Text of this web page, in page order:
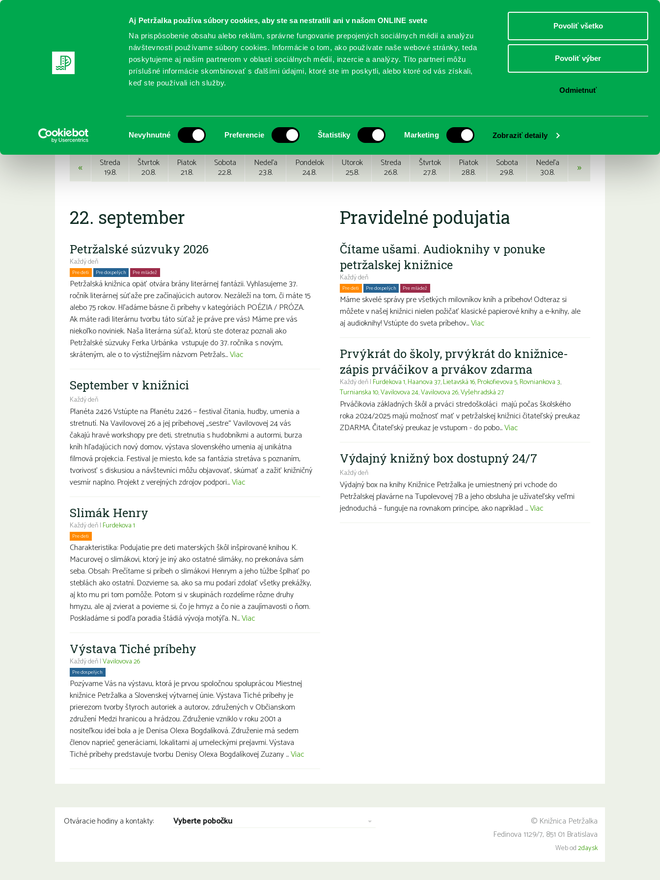
Aj Petržalka používa súbory cookies, aby ste sa nestratili ani v našom ONLINE svete
Na prispôsobenie obsahu alebo reklám, správne fungovanie prepojených sociálnych médií a analýzu
návštevnosti používame súbory cookies. Informácie o tom, ako používate naše webové stránky, teda
poskytujeme aj našim partnerom v oblasti sociálnych médií, inzercie a analýzy. Títo partneri môžu
príslušné informácie skombinovať s ďalšími údajmi, ktoré ste im poskytli, alebo ktoré od vás získali,
keď ste používali ich služby.
súhlasu
Nevyhnutné Preferencie Štatistiky Marketing Zobraziť detaily
Povoliť všetko
Povoliť výber
Odmietnuť
DOSPELÍ
REGISTRUJTE SA ONLINE KATALÓGY SLUŽBY PODUJATIA POBOČKY O KNIŽNICI
Podujatia
« Streda
19.8.
Štvrtok
20.8.
Piatok
21.8.
Sobota
22.8.
Nedeľa
23.8.
Pondelok
24.8.
Utorok
25.8.
Streda
26.8.
Štvrtok
27.8.
Piatok
28.8.
Sobota
29.8.
Nedeľa
30.8. »
22. september
Petržalské súzvuky 2026
Každý deň
Pre deti Pre dospelých Pre mládež
Petržalská knižnica opäť otvára brány literárnej fantázii. Vyhlasujeme 37.
ročník literárnej súťaže pre začínajúcich autorov. Nezáleží na tom, či máte 15
alebo 75 rokov. Hľadáme básne či príbehy v kategóriách POÉZIA / PRÓZA.
Ak máte radi literárnu tvorbu táto súťaž je práve pre vás:) Máme pre vás
niekoľko noviniek. Naša literárna súťaž, ktorú ste doteraz poznali ako
Petržalské súzvuky Ferka Urbánka vstupuje do 37. ročníka s novým,
skráteným, ale o to výstižnejším názvom Petržals...Viac
September v knižnici
Každý deň
Planéta 2426 Vstúpte na Planétu 2426 – festival čítania, hudby, umenia a
stretnutí. Na Vavilovovej 26 a jej príbehovej „sestre“ Vavilovovej 24 vás
čakajú hravé workshopy pre deti, stretnutia s hudobníkmi a autormi, burza
kníh hľadajúcich nový domov, výstava slovenského umenia aj unikátna
filmová projekcia. Festival je miesto, kde sa fantázia stretáva s poznaním,
tvorivosť s diskusiou a návštevníci môžu objavovať, skúmať a zažiť knižničný
vesmír naplno. Projekt z verejných zdrojov podpori...Viac
Slimák Henry
Každý deň | Furdekova 1
Pre deti
Charakteristika: Podujatie pre deti materských škôl inšpirované knihou K.
Macurovej o slimákovi, ktorý je iný ako ostatné slimáky, no prekonáva sám
seba. Obsah: Prečítame si príbeh o slimákovi Henrym a jeho túžbe šplhať po
steblách ako ostatní. Dozvieme sa, ako sa mu podarí zdolať všetky prekážky,
aj kto mu pri tom pomôže. Potom si v skupinách rozdelíme rôzne druhy
hmyzu, ale aj zvierat a povieme si, čo je hmyz a čo nie a zaujímavosti o ňom.
Poskladáme si podľa poradia štádiá vývoja motýľa. N...Viac
Výstava Tiché príbehy
Každý deň |Vavilovova 26
Pre dospelých
Pozývame Vás na výstavu, ktorá je prvou spoločnou spoluprácou Miestnej
knižnice Petržalka a Slovenskej výtvarnej únie. Výstava Tiché príbehy je
prierezom tvorby štyroch autoriek a autorov, združených v Občianskom
združení Medzi hranicou a hrádzou. Združenie vzniklo v roku 2001 a
nositeľkou ideí bola a je Denisa Olexa Bogdalíková. Združenie má sedem
členov naprieč generáciami, lokalitami aj umeleckými prejavmi. Výstava
Tiché príbehy predstavuje tvorbu Denisy Olexa Bogdalíkovej Zuzany ...Viac
Pravidelné podujatia
Čítame ušami. Audioknihy v ponuke
petržalskej knižnice
Každý deň
Pre deti Pre dospelých Pre mládež
Máme skvelé správy pre všetkých milovníkov kníh a príbehov! Odteraz si
môžete v našej knižnici nielen požičať klasické papierové knihy a e-knihy, ale
aj audioknihy! Vstúpte do sveta príbehov...Viac
Prvýkrát do školy, prvýkrát do knižnice-
zápis prváčikov a prvákov zdarma
Každý deň | Furdekova 1,Haanova 37,Lietavská 16,Prokofievova 5,Rovniankova 3,
Turnianska 10,Vavilovova 24,Vavilovova 26,Vyšehradská 27
Prváčikovia základných škôl a prváci stredoškoláci majú počas školského
roka 2024/2025 majú možnosť mať v petržalskej knižnici čitateľský preukaz
ZDARMA. Čitateľský preukaz je vstupom - do pobo...Viac
Výdajný knižný box dostupný 24/7
Každý deň
Výdajný box na knihy Knižnice Petržalka je umiestnený pri vchode do
Petržalskej plavárne na Tupolevovej 7B a jeho obsluha je užívateľsky veľmi
jednoduchá – funguje na rovnakom princípe, ako napríklad ...Viac
Otváracie hodiny a kontakty: Vyberte pobočku
© Knižnica Petržalka
Fedinova 1129/7, 851 01 Bratislava
Web od2day.sk